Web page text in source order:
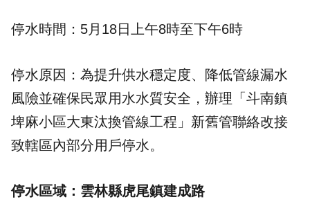
停水時間：5月18日上午8時至下午6時
停水原因：為提升供水穩定度、降低管線漏水
風險並確保民眾用水水質安全，辦理「斗南鎮
埤麻小區大東汰換管線工程」新舊管聯絡改接
致轄區內部分用戶停水。
停水區域：雲林縣虎尾鎮建成路